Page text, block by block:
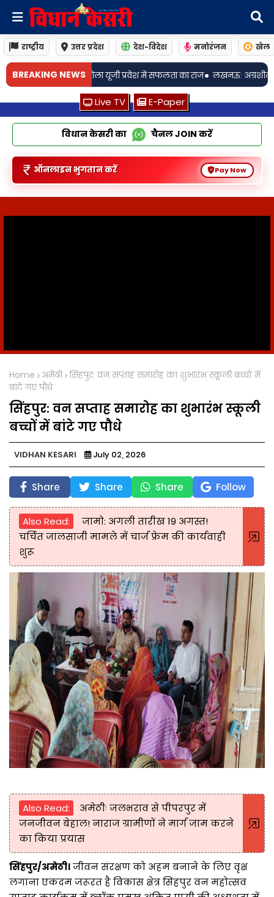
राष्ट्रीय उत्तर प्रदेश देश-विदेश मनोरंजन खेल
BREAKING NEWS
सफलता का राज• लखनऊ: अग्रशील इंफ्राटेक प्राइवेट लिमिटेड ने लखनऊ में
Live TV E-Paper
विधान केसरी का चैनलJOIN करें
ऑनलाइन भुगतान करें Pay Now
Home अमेठी सिंहपुर: वन सप्ताह समारोह का शुभारंभ स्कूली बच्चों में
बांटे गए पौधे
सिंहपुर: वन सप्ताह समारोह का शुभारंभ स्कूली
बच्चों में बांटे गए पौधे
VIDHAN KESARI July 02, 2026
Share Share Share Follow
Also Read:
जामो: अगली तारीख 19 अगस्त!
चर्चित जालसाजी मामले में चार्ज फ्रेम की कार्यवाही
शुरू
Also Read:
अमेठीः जलभराव से पीपरपुर में
जनजीवन बेहाल! नाराज ग्रामीणों ने मार्ग जाम करने
का किया प्रयास
सिंहपुर/अमेठी।जीवन संरक्षण को अहम बनाने के लिए वृक्ष
लगाना एकदम जरूरत है विकास क्षेत्र सिंहपुर वन महोत्सव